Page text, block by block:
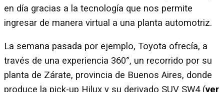
en día gracias a la tecnología que nos permite
ingresar de manera virtual a una planta automotriz.
La semana pasada por ejemplo, Toyota ofrecía, a
través de una experiencia 360°, un recorrido por su
planta de Zárate, provincia de Buenos Aires, donde
produce la pick-up Hilux y su derivado SUV SW4 (ver